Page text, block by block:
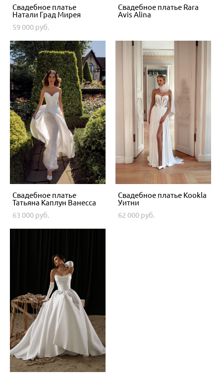
Свадебное платье
Натали Град Мирея
59 000 pуб.
Свадебное платье Rara
Avis Alina
Свадебное платье
Татьяна Каплун Ванесса
63 000 pуб.
Свадебное платье Kookla
Уитни
62 000 pуб.